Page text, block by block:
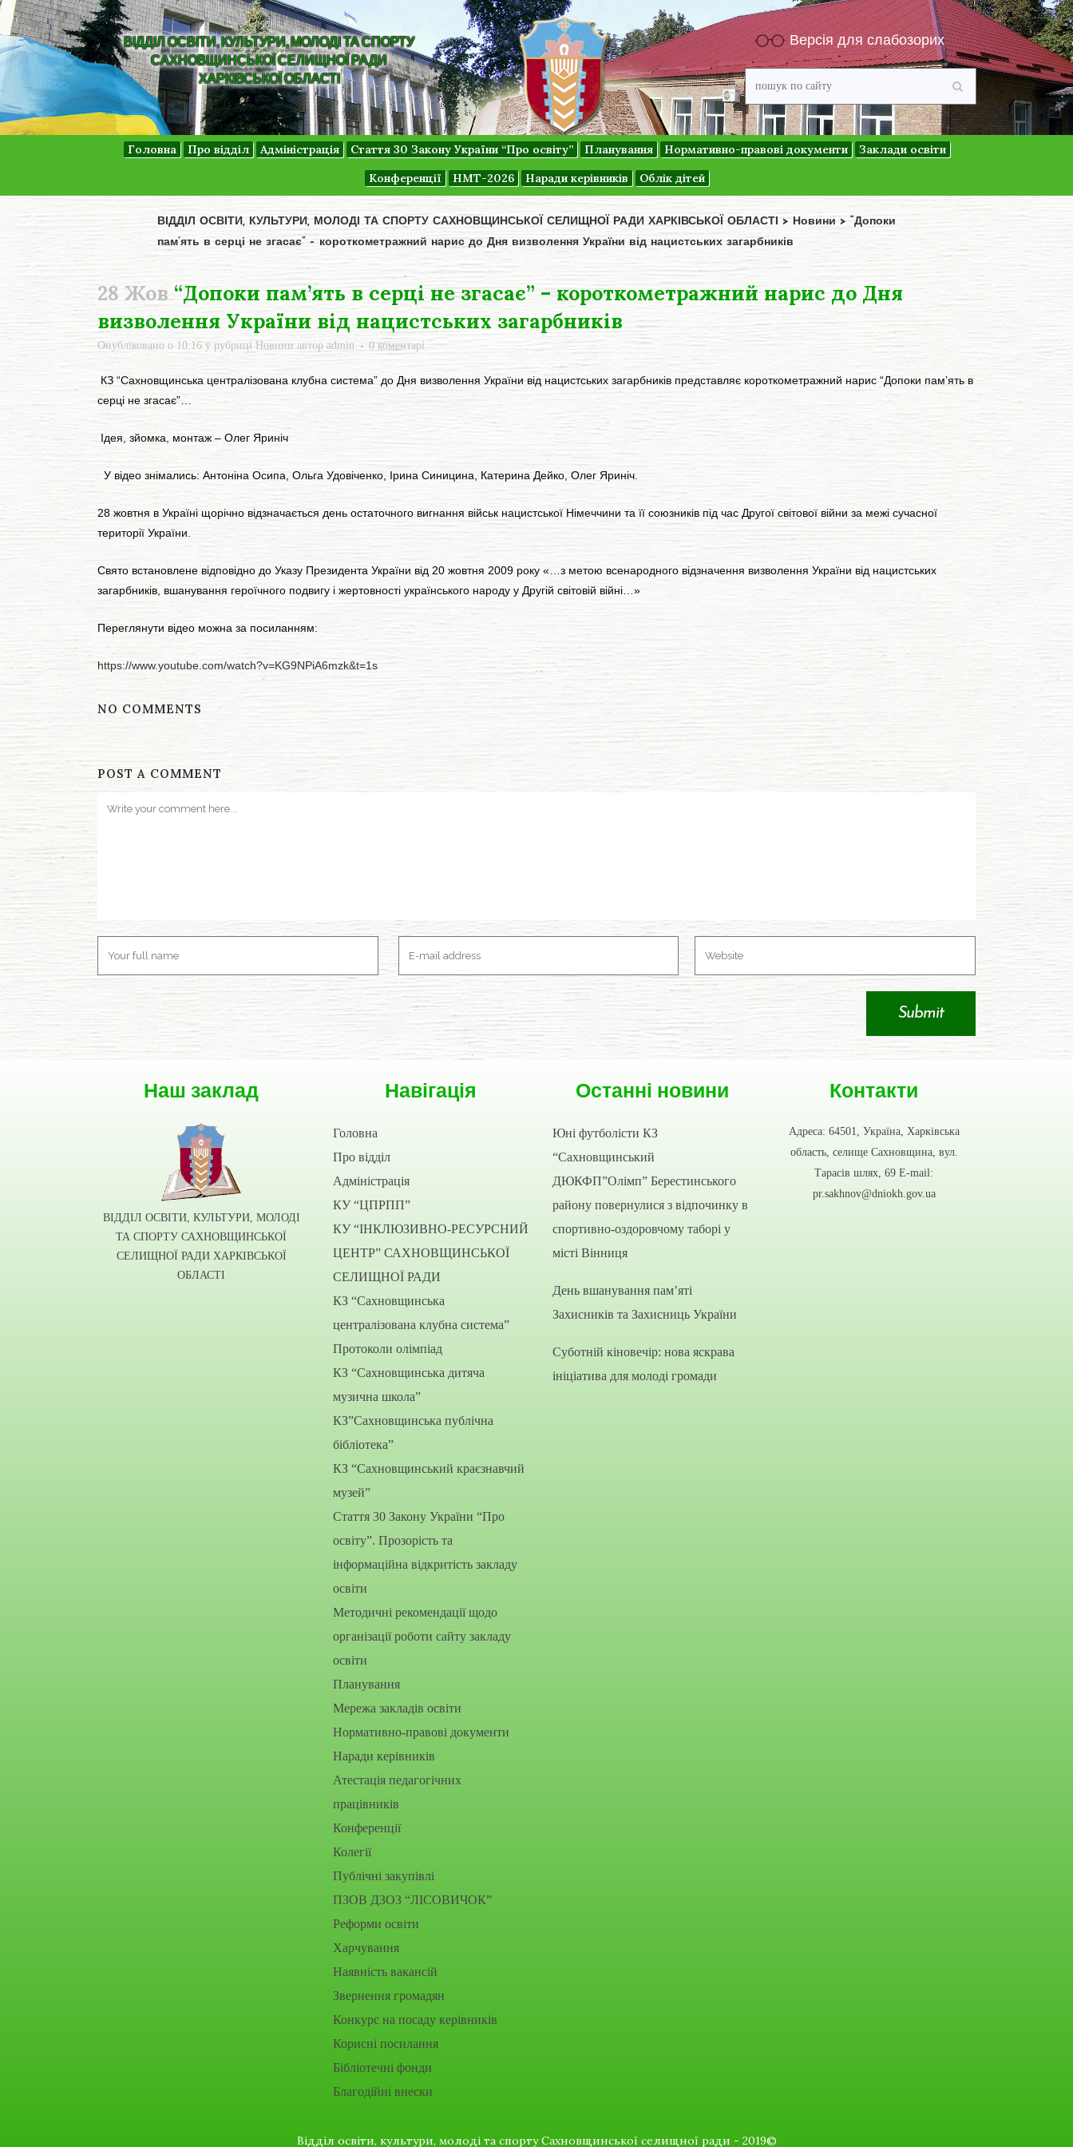
ВІДДІЛ ОСВІТИ, КУЛЬТУРИ, МОЛОДІ ТА СПОРТУ
САХНОВЩИНСЬКОЇ СЕЛИЩНОЇ РАДИ
ХАРКІВСЬКОЇ ОБЛАСТІ
Версія для слабозорих
Головна Про відділ Адміністрація Стаття 30 Закону України “Про освіту” Планування Нормативно-правові документи
Заклади освіти
Конференції
НМТ-2026 Наради керівників Облік дітей
ВІДДІЛ ОСВІТИ, КУЛЬТУРИ, МОЛОДІ ТА СПОРТУ САХНОВЩИНСЬКОЇ СЕЛИЩНОЇ РАДИ ХАРКІВСЬКОЇ ОБЛАСТІ > Новини>
“Допоки
пам’ять в серці не згасає” – короткометражний нарис до Дня визволення України від нацистських загарбників
28 Жов“Допоки пам’ять в серці не згасає” – короткометражний нарис до Дня
визволення України від нацистських загарбників
Опубліковано о 10:16 у рубриці Новини автор admin 0 коментарі
КЗ “Сахновщинська централізована клубна система” до Дня визволення України від нацистських загарбників представляє короткометражний нарис “Допоки пам’ять в
серці не згасає”…
Ідея, зйомка, монтаж – Олег Яриніч
У відео знімались: Антоніна Осипа, Ольга Удовіченко, Ірина Синицина, Катерина Дейко, Олег Яриніч.
28 жовтня в Україні щорічно відзначається день остаточного вигнання військ нацистської Німеччини та її союзників під час Другої світової війни за межі сучасної
території України.
Свято встановлене відповідно до Указу Президента України від 20 жовтня 2009 року «…з метою всенародного відзначення визволення України від нацистських
загарбників, вшанування героїчного подвигу і жертовності українського народу у Другій світовій війні…»
Переглянути відео можна за посиланням:
https://www.youtube.com/watch?v=KG9NPiA6mzk&t=1s
NO COMMENTS
POST A COMMENT
Наш заклад
ВІДДІЛ ОСВІТИ, КУЛЬТУРИ, МОЛОДІ
ТА СПОРТУ САХНОВЩИНСЬКОЇ
СЕЛИЩНОЇ РАДИ ХАРКІВСЬКОЇ
ОБЛАСТІ
Навігація
Головна
Про відділ
Адміністрація
КУ “ЦПРПП”
КУ “ІНКЛЮЗИВНО-РЕСУРСНИЙ
ЦЕНТР” САХНОВЩИНСЬКОЇ
СЕЛИЩНОЇ РАДИ
КЗ “Сахновщинська
централізована клубна система”
Протоколи олімпіад
КЗ “Сахновщинська дитяча
музична школа”
КЗ”Сахновщинська публічна
бібліотека”
КЗ “Сахновщинський краєзнавчий
музей”
Стаття 30 Закону України “Про
освіту”. Прозорість та
інформаційна відкритість закладу
освіти
Методичні рекомендації щодо
організації роботи сайту закладу
освіти
Планування
Мережа закладів освіти
Нормативно-правові документи
Наради керівників
Атестація педагогічних
працівників
Конференції
Колегії
Публічні закупівлі
ПЗОВ ДЗОЗ “ЛІСОВИЧОК”
Реформи освіти
Харчування
Наявність вакансій
Звернення громадян
Конкурс на посаду керівників
Корисні посилання
Бібліотечні фонди
Благодійні внески
Останні новини
Юні футболісти КЗ
“Сахновщинський
ДЮКФП”Олімп” Берестинського
району повернулися з відпочинку в
спортивно-оздоровчому таборі у
місті Вінниця
День вшанування пам’яті
Захисників та Захисниць України
Суботній кіновечір: нова яскрава
ініціатива для молоді громади
Контакти
Адреса: 64501, Україна, Харківська
область, селище Сахновщина, вул.
Тарасів шлях, 69 E-mail:
pr.sakhnov@dniokh.gov.ua
Відділ освіти, культури, молоді та спорту Сахновщинської селищної ради - 2019©